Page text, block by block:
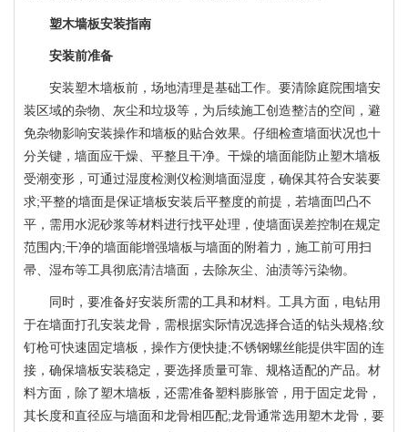
塑木墙板安装指南
安装前准备
安装塑木墙板前，场地清理是基础工作。要清除庭院围墙安
装区域的杂物、灰尘和垃圾等，为后续施工创造整洁的空间，避
免杂物影响安装操作和墙板的贴合效果。仔细检查墙面状况也十
分关键，墙面应干燥、平整且干净。干燥的墙面能防止塑木墙板
受潮变形，可通过湿度检测仪检测墙面湿度，确保其符合安装要
求;平整的墙面是保证墙板安装后平整度的前提，若墙面凹凸不
平，需用水泥砂浆等材料进行找平处理，使墙面误差控制在规定
范围内;干净的墙面能增强墙板与墙面的附着力，施工前可用扫
帚、湿布等工具彻底清洁墙面，去除灰尘、油渍等污染物。
同时，要准备好安装所需的工具和材料。工具方面，电钻用
于在墙面打孔安装龙骨，需根据实际情况选择合适的钻头规格;纹
钉枪可快速固定墙板，操作方便快捷;不锈钢螺丝能提供牢固的连
接，确保墙板安装稳定，要选择质量可靠、规格适配的产品。材
料方面，除了塑木墙板，还需准备塑料膨胀管，用于固定龙骨，
其长度和直径应与墙面和龙骨相匹配;龙骨通常选用塑木龙骨，要